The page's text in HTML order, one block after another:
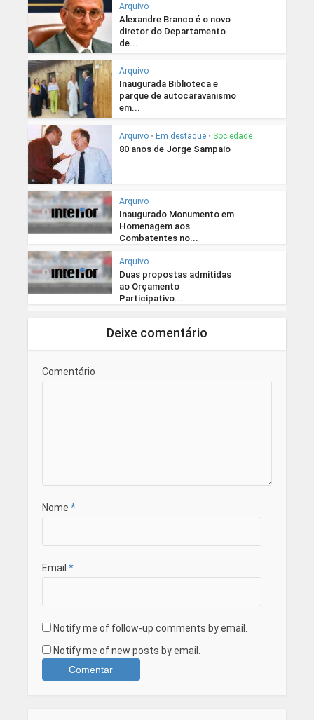
Arquivo
Alexandre Branco é o novo
diretor do Departamento
de...
Arquivo
Inaugurada Biblioteca e
parque de autocaravanismo
em...
Arquivo • Em destaque • Sociedade
80 anos de Jorge Sampaio
Arquivo
Inaugurado Monumento em
Homenagem aos
Combatentes no...
Arquivo
Duas propostas admitidas
ao Orçamento
Participativo...
Deixe comentário
Comentário
Nome *
Email *
Notify me of follow-up comments by email.
Notify me of new posts by email.